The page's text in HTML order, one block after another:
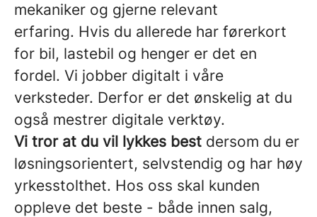
mekaniker og gjerne relevant
erfaring. Hvis du allerede har førerkort
for bil, lastebil og henger er det en
fordel. Vi jobber digitalt i våre
verksteder. Derfor er det ønskelig at du
også mestrer digitale verktøy.
Vi tror at du vil lykkes best dersom du er
løsningsorientert, selvstendig og har høy
yrkesstolthet. Hos oss skal kunden
oppleve det beste - både innen salg,